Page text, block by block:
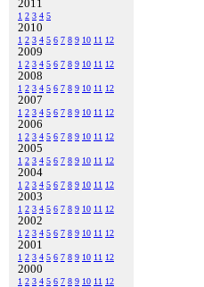
2011
1 2 3 4 5
2010
1 2 3 4 5 6 7 8 9 10 11 12
2009
1 2 3 4 5 6 7 8 9 10 11 12
2008
1 2 3 4 5 6 7 8 9 10 11 12
2007
1 2 3 4 5 6 7 8 9 10 11 12
2006
1 2 3 4 5 6 7 8 9 10 11 12
2005
1 2 3 4 5 6 7 8 9 10 11 12
2004
1 2 3 4 5 6 7 8 9 10 11 12
2003
1 2 3 4 5 6 7 8 9 10 11 12
2002
1 2 3 4 5 6 7 8 9 10 11 12
2001
1 2 3 4 5 6 7 8 9 10 11 12
2000
1 2 3 4 5 6 7 8 9 10 11 12